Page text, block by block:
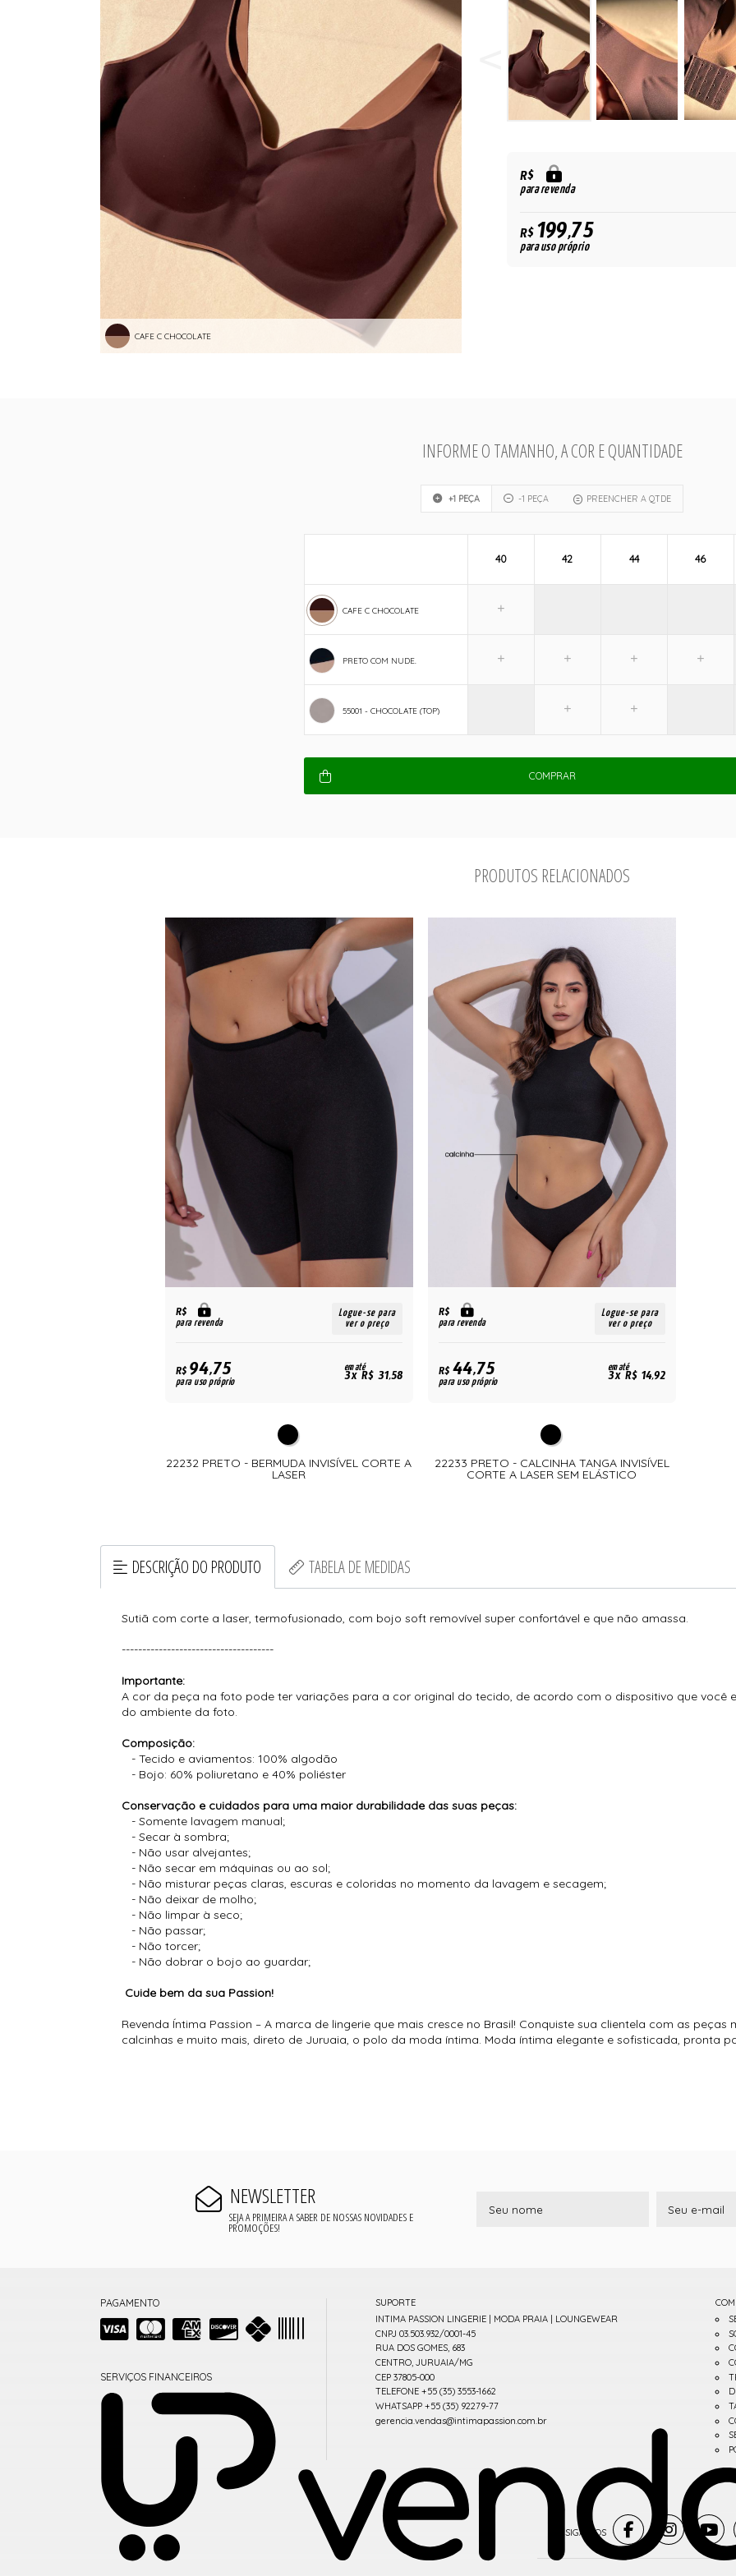
CAFE C CHOCOLATE
R$
para revenda
R$199,75
para uso próprio
INFORME O TAMANHO, A COR E QUANTIDADE
+1 PEÇA -1 PEÇA PREENCHER A QTDE
CAFE C CHOCOLATE
PRETO COM NUDE.
55001 - CHOCOLATE (TOP)
40 42 44 46
COMPRAR
PRODUTOS RELACIONADOS
R$
para revenda
Logue-se para
ver o preço
R$94,75
para uso próprio
em até
3x R$ 31,58
22232 PRETO - BERMUDA INVISÍVEL CORTE A
LASER
R$
para revenda
Logue-se para
ver o preço
R$44,75
para uso próprio
em até
3x R$ 14,92
22233 PRETO - CALCINHA TANGA INVISÍVEL
CORTE A LASER SEM ELÁSTICO
DESCRIÇÃO DO PRODUTO TABELA DE MEDIDAS
Sutiã com corte a laser, termofusionado, com bojo soft removível super confortável e que não amassa.
-------------------------------------
Importante:
A cor da peça na foto pode ter variações para a cor original do tecido, de acordo com o dispositivo que você
do ambiente da foto.
Composição:
- Tecido e aviamentos: 100% algodão
- Bojo: 60% poliuretano e 40% poliéster
Conservação e cuidados para uma maior durabilidade das suas peças:
- Somente lavagem manual;
- Secar à sombra;
- Não usar alvejantes;
- Não secar em máquinas ou ao sol;
- Não misturar peças claras, escuras e coloridas no momento da lavagem e secagem;
- Não deixar de molho;
- Não limpar à seco;
- Não passar;
- Não torcer;
- Não dobrar o bojo ao guardar;
Cuide bem da sua Passion!
Revenda Íntima Passion – A marca de lingerie que mais cresce no Brasil! Conquiste sua clientela com as
calcinhas e muito mais, direto de Juruaia, o polo da moda íntima. Moda íntima elegante e sofisticada, pronta
NEWSLETTER
SEJA A PRIMEIRA A SABER DE NOSSAS NOVIDADES E
PROMOÇÕES!
PAGAMENTO
SERVIÇOS FINANCEIROS
SUPORTE
INTIMA PASSION LINGERIE | MODA PRAIA | LOUNGEWEAR
CNPJ 03.503.932/0001-45
RUA DOS GOMES, 683
CENTRO, JURUAIA/MG
CEP 37805-000
TELEFONE +55 (35) 3553-1662
WHATSAPP +55 (35) 92279-77
gerencia.vendas@intimapassion.com.br